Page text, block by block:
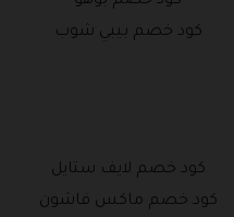
كود خصم بيبي شوب
كود خصم لايف ستايل
كود خصم ماكس فاشون